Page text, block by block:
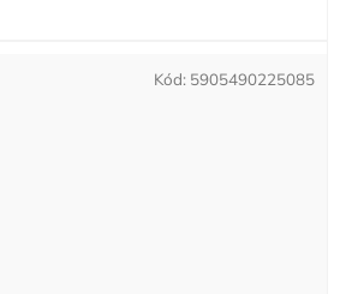
Kód: 5905490225085